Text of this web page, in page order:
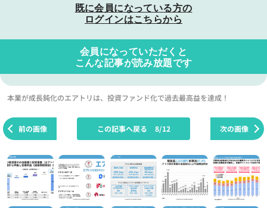
既に会員になっている方の
ログインはこちらから
会員になっていただくと
こんな記事が読み放題です
本業が成長鈍化のエアトリは、投資ファンド化で過去最高益を達成！
前の画像 次の画像
この記事へ戻る 8/12